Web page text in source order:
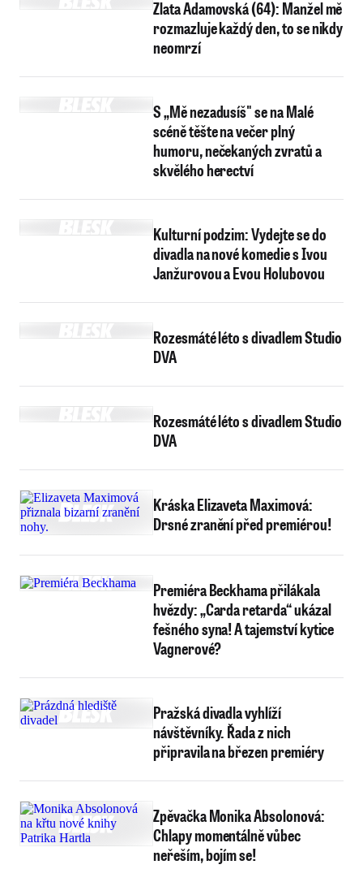
Zlata Adamovská (64): Manžel mě
rozmazluje každý den, to se nikdy
neomrzí
S „Mě nezadusíš" se na Malé
scéně těšte na večer plný
humoru, nečekaných zvratů a
skvělého herectví
Kulturní podzim: Vydejte se do
divadla na nové komedie s Ivou
Janžurovou a Evou Holubovou
Rozesmáté léto s divadlem Studio
DVA
Rozesmáté léto s divadlem Studio
DVA
Kráska Elizaveta Maximová:
Drsné zranění před premiérou!
Premiéra Beckhama přilákala
hvězdy: „Carda retarda“ ukázal
fešného syna! A tajemství kytice
Vagnerové?
Pražská divadla vyhlíží
návštěvníky. Řada z nich
připravila na březen premiéry
Zpěvačka Monika Absolonová:
Chlapy momentálně vůbec
neřeším, bojím se!